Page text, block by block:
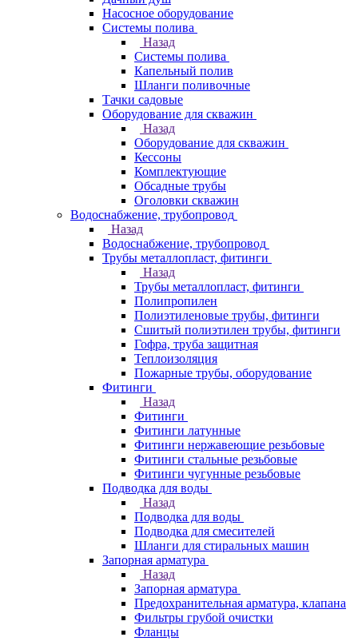
Насосное оборудование
Системы полива
Назад
Системы полива
Капельный полив
Шланги поливочные
Тачки садовые
Оборудование для скважин
Назад
Оборудование для скважин
Кессоны
Комплектующие
Обсадные трубы
Оголовки скважин
Водоснабжение, трубопровод
Назад
Водоснабжение, трубопровод
Трубы металлопласт, фитинги
Назад
Трубы металлопласт, фитинги
Полипропилен
Полиэтиленовые трубы, фитинги
Сшитый полиэтилен трубы, фитинги
Гофра, труба защитная
Теплоизоляция
Пожарные трубы, оборудование
Фитинги
Назад
Фитинги
Фитинги латунные
Фитинги нержавеющие резьбовые
Фитинги стальные резьбовые
Фитинги чугунные резьбовые
Подводка для воды
Назад
Подводка для воды
Подводка для смесителей
Шланги для стиральных машин
Запорная арматура
Назад
Запорная арматура
Предохранительная арматура, клапана
Фильтры грубой очистки
Фланцы